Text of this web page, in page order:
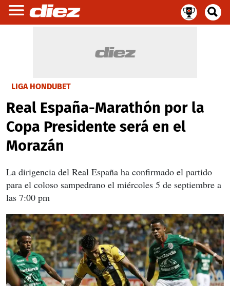
LIGA HONDUBET
Real España-Marathón por la
Copa Presidente será en el
Morazán
La dirigencia del Real España ha confirmado el partido
para el coloso sampedrano el miércoles 5 de septiembre a
las 7:00 pm